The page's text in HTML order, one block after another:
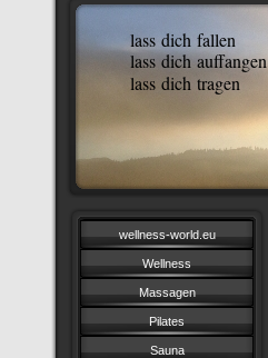
lass dich fallen
lass dich auffangen
lass dich tragen
wellness-world.eu
Wellness
Massagen
Pilates
Sauna